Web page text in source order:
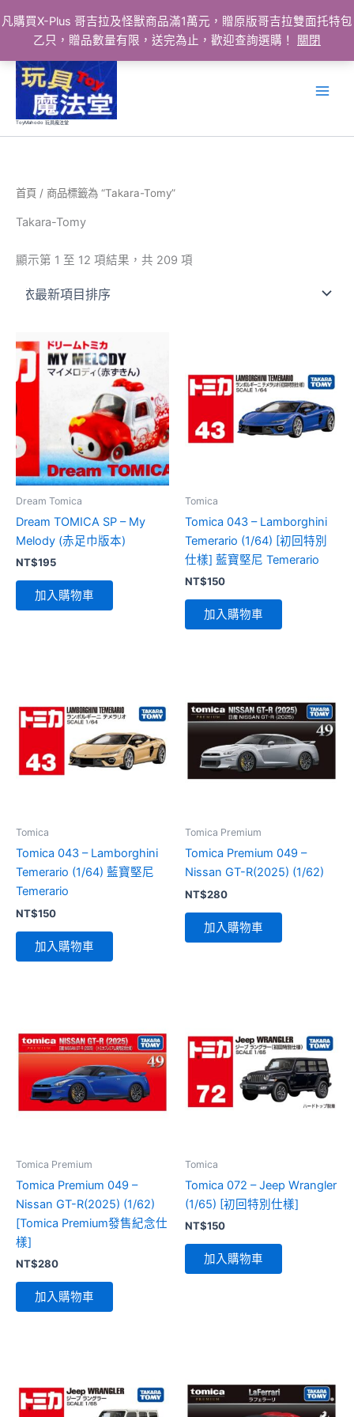
凡購買X-Plus 哥吉拉及怪獸商品滿1萬元，贈原版哥吉拉雙面托特包
乙只，贈品數量有限，送完為止，歡迎查詢選購！
關閉
ToyMahodo 玩具魔法堂
首頁 / 商品標籤為 “Takara-Tomy”
Takara-Tomy
顯示第 1 至 12 項結果，共 209 項
Dream Tomica
Dream TOMICA SP – My
Melody (赤足巾版本)
NT$195
加入購物車
Tomica
Tomica 043 – Lamborghini
Temerario (1/64) [初回特別
仕樣] 藍寶堅尼 Temerario
NT$150
加入購物車
Tomica
Tomica 043 – Lamborghini
Temerario (1/64) 藍寶堅尼
Temerario
NT$150
加入購物車
Tomica Premium
Tomica Premium 049 –
Nissan GT-R(2025) (1/62)
NT$280
加入購物車
Tomica Premium
Tomica Premium 049 –
Nissan GT-R(2025) (1/62)
[Tomica Premium發售紀念仕
樣]
NT$280
加入購物車
Tomica
Tomica 072 – Jeep Wrangler
(1/65) [初回特別仕樣]
NT$150
加入購物車